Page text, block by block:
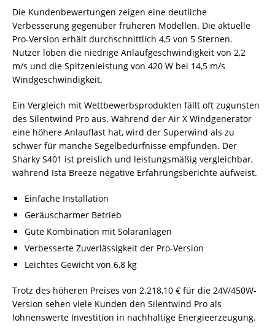
Die Kundenbewertungen zeigen eine deutliche
Verbesserung gegenüber früheren Modellen. Die aktuelle
Pro-Version erhält durchschnittlich 4,5 von 5 Sternen.
Nutzer loben die niedrige Anlaufgeschwindigkeit von 2,2
m/s und die Spitzenleistung von 420 W bei 14,5 m/s
Windgeschwindigkeit.
Ein Vergleich mit Wettbewerbsprodukten fällt oft zugunsten
des Silentwind Pro aus. Während der Air X Windgenerator
eine höhere Anlauflast hat, wird der Superwind als zu
schwer für manche Segelbedürfnisse empfunden. Der
Sharky S401 ist preislich und leistungsmäßig vergleichbar,
während Ista Breeze negative Erfahrungsberichte aufweist.
Einfache Installation
Geräuscharmer Betrieb
Gute Kombination mit Solaranlagen
Verbesserte Zuverlässigkeit der Pro-Version
Leichtes Gewicht von 6,8 kg
Trotz des höheren Preises von 2.218,10 € für die 24V/450W-
Version sehen viele Kunden den Silentwind Pro als
lohnenswerte Investition in nachhaltige Energieerzeugung.